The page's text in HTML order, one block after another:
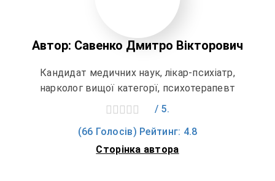
Автор: Сaвенко Дмитро Вікторович
Кандидат медичних наук, лікар-психіатр,
нарколог вищої категорї, психотерапевт
/ 5.
(66 Голосів) Рейтинг: 4.8
Сторінка автора